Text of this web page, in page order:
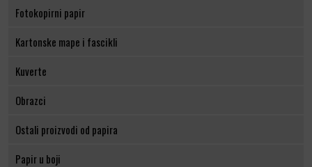
Fotokopirni papir
Kartonske mape i fascikli
Kuverte
Obrazci
Ostali proizvodi od papira
Papir u boji